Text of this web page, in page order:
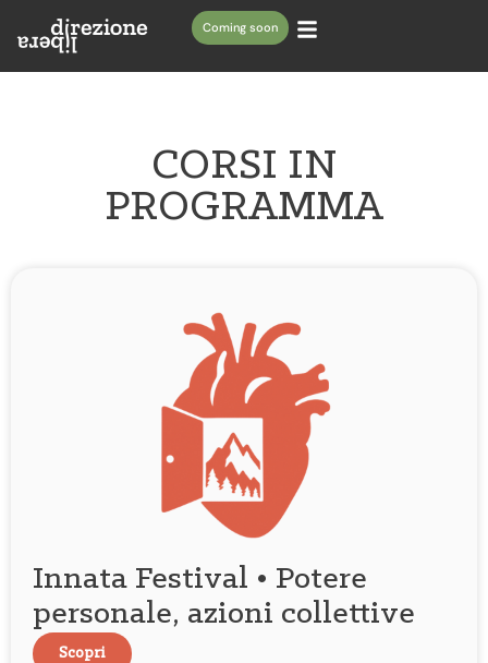
Coming soon
CORSI IN
PROGRAMMA
Innata Festival • Potere
personale, azioni collettive
Scopri